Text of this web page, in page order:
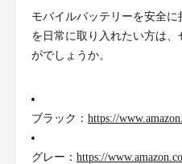
モバイルバッテリーを安全に
を日常に取り入れたい方は
がでしょうか。
ブラック： https://
グレー： https://